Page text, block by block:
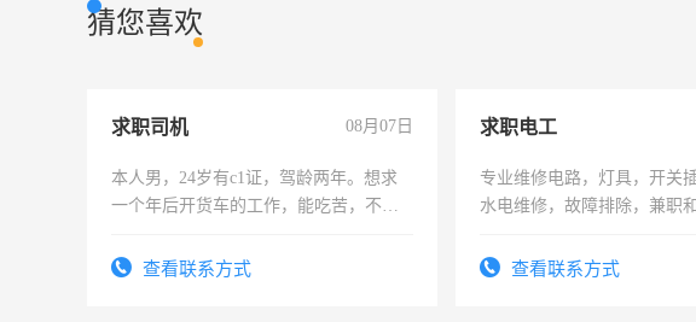
猜您喜欢
求职司机 08月07日
本人男，24岁有c1证，驾龄两年。想求
一个年后开货车的工作，能吃苦，不怕
查看联系方式
求职电工
专业维修电路，灯具，开关
水电维修，故障排除，兼职
查看联系方式